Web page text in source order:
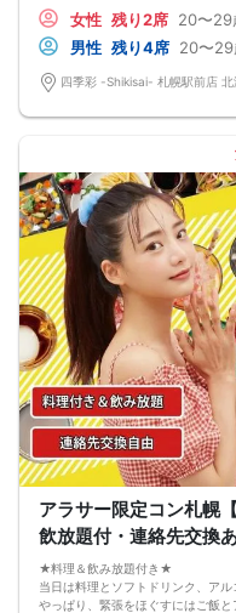
なんてことは絶対ありません！
プロフィールカードを活用し、「は
★完全着席型・連絡先交換は自由★
完全着席型で席替えはできる限り行
席替えの５分前には連絡先交換を
1. ２名様以上でのご参加は必ず同
2. 服装の指定はございません。多
れています。
3. 開催判断はイベント前日の時点
なりますが、当日に参加者のキャ
回った場合、一切返金などの保証
4. イベントページ内の「お申し込
数、男女比率と異なる可能性がござ
5. 当日は店舗の外ではなく店舗内
で来た」旨をお伝えください。
6. お釣りの用意はございませんの
7. 当日は年齢確認のできる身分証
ことが発覚した場合、参加費を全
8. 15分以上の遅刻はキャンセルと
9. 当日受付にお越しになってから
10. イベント中止に伴うユーザーへ
泊費、通信費等の返金は行いません
お申し込みが完了した時点で上記
8/16(日)20代コン札幌
女性 残り2席 20〜29
男性 残り4席 20〜
四季彩 -Shikisai- 札幌駅前店
アラサー限定コン札幌
飲放題付・連絡先交換
★料理＆飲み放題付き★
当日は料理とソフトドリンク、アル
やっぱり、緊張をほぐすにはご飯と